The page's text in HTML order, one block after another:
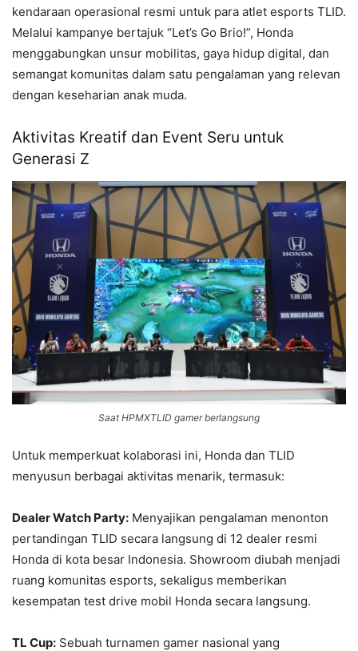
kendaraan operasional resmi untuk para atlet esports TLID.
Melalui kampanye bertajuk “Let’s Go Brio!”, Honda
menggabungkan unsur mobilitas, gaya hidup digital, dan
semangat komunitas dalam satu pengalaman yang relevan
dengan keseharian anak muda.
Aktivitas Kreatif dan Event Seru untuk
Generasi Z
Saat HPMXTLID gamer berlangsung
Untuk memperkuat kolaborasi ini, Honda dan TLID
menyusun berbagai aktivitas menarik, termasuk:
Dealer Watch Party: Menyajikan pengalaman menonton
pertandingan TLID secara langsung di 12 dealer resmi
Honda di kota besar Indonesia. Showroom diubah menjadi
ruang komunitas esports, sekaligus memberikan
kesempatan test drive mobil Honda secara langsung.
TL Cup: Sebuah turnamen gamer nasional yang